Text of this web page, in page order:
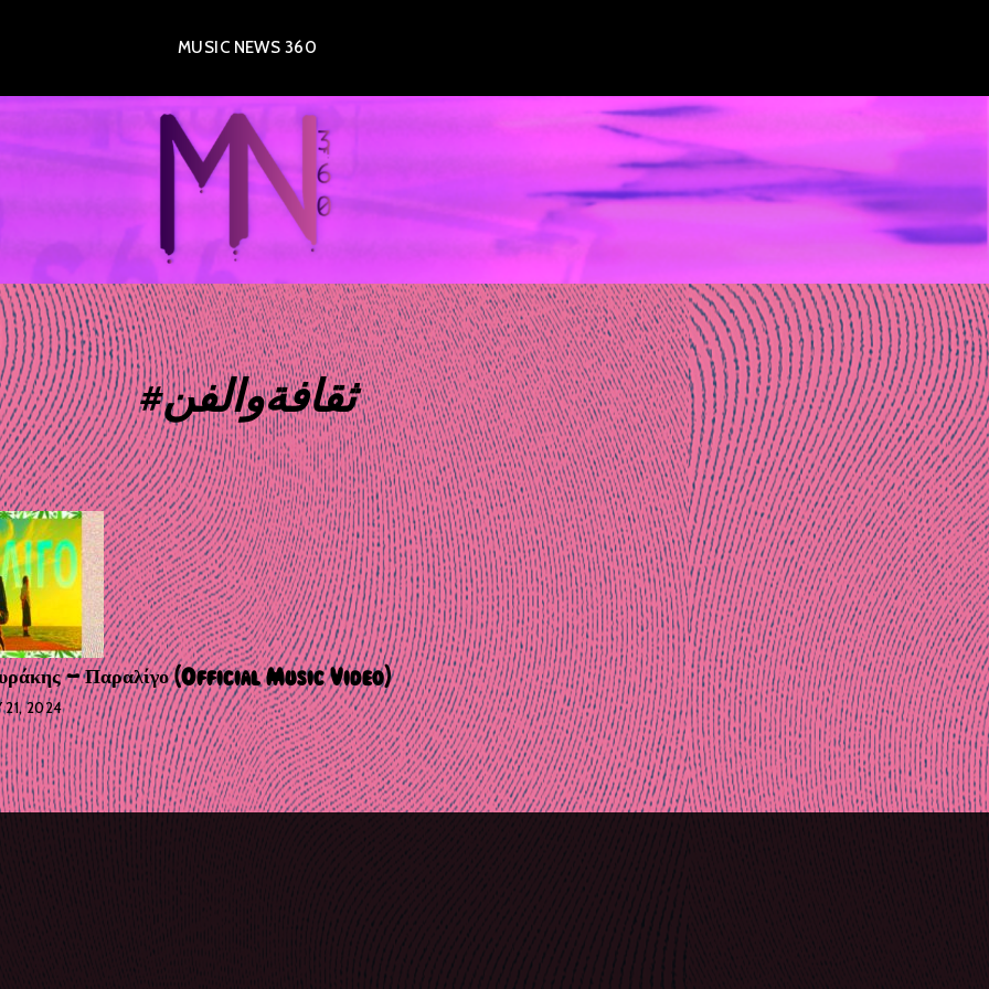
MUSIC NEWS 360
#ثقافةوالفن
– Παραλίγο (Official Music Video)
21, 2024